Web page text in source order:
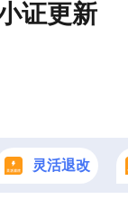
证更新
灵活退改